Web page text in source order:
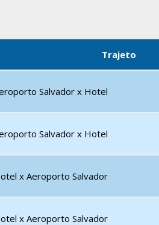
Trajeto
Salvador x Hotel
Salvador x Hotel
x Aeroporto Salvador
x Aeroporto Salvador